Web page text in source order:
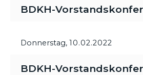
BDKH-
Donnerstag, 10.02.2022
BDKH-